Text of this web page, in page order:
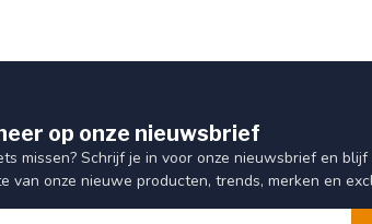
op onze nieuwsbrief
missen? Schrijf je in voor onze nieuwsbrief en
van onze nieuwe producten, trends, merken en